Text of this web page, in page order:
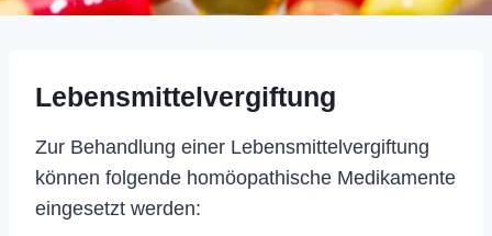
Lebensmittelvergiftung
Zur Behandlung einer Lebensmittelvergiftung
können folgende homöopathische Medikamente
eingesetzt werden: